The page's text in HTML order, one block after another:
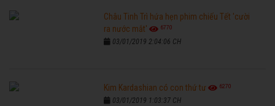
Châu Tinh Trì hứa hẹn phim chiếu Tết 'cười
ra nước mắt'
6770
03/01/2019 2:04:06 CH
Kim Kardashian có con thứ tư 6270
03/01/2019 1:03:37 CH